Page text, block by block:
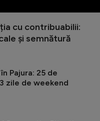
cu contribuabilii:
și semnătură
Pajura: 25 de
zile de weekend